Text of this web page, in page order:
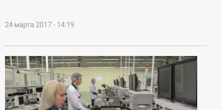
24 марта 2017 - 14:19